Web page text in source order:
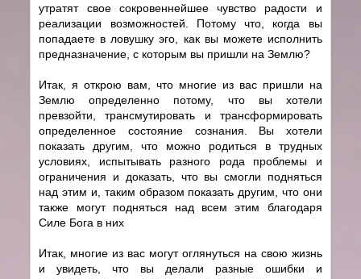
утратят свое сокровеннейшее чувство радости и
реализации возможностей. Потому что, когда вы
попадаете в ловушку эго, как вы можете исполнить
предназначение, с которым вы пришли на Землю?
Итак, я открою вам, что многие из вас пришли на
Землю определенно потому, что вы хотели
превзойти, трансмутировать и трансформировать
определенное состояние сознания. Вы хотели
показать другим, что можно родиться в трудных
условиях, испытывать разного рода проблемы и
ограничения и доказать, что вы смогли подняться
над этим и, таким образом показать другим, что они
также могут подняться над всем этим благодаря
Силе Бога в них
Итак, многие из вас могут оглянуться на свою жизнь
и увидеть, что вы делали разные ошибки и